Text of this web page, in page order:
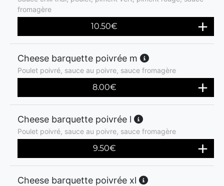
fromagère
10.50€
Cheese barquette poivrée m
Poulet poivré, sauce au poivre, sauce fromagère
8.00€
Cheese barquette poivrée l
Poulet poivré, sauce au poivre, sauce fromagère
9.50€
Cheese barquette poivrée xl